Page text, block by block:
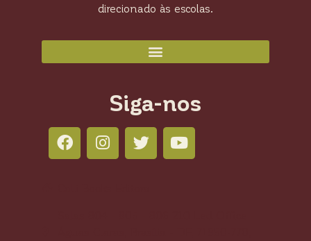
direcionado às escolas.
Siga-nos